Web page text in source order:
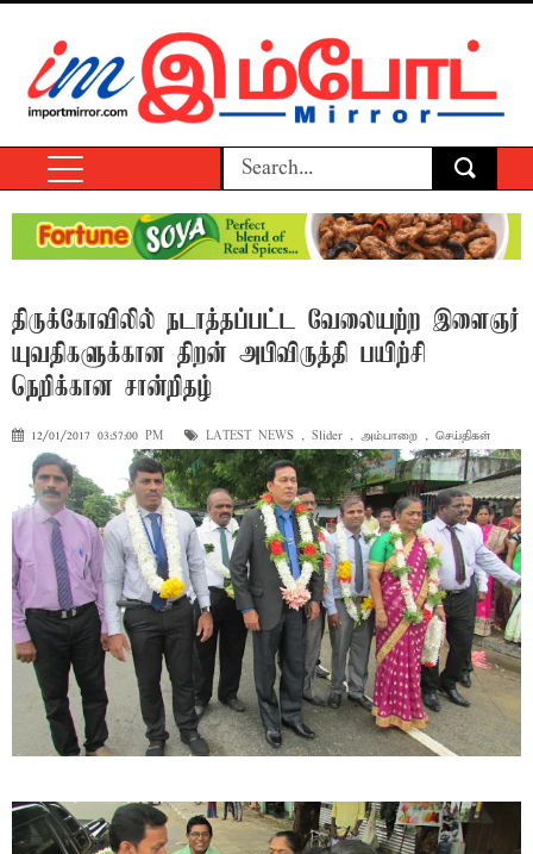
திருக்கோவிலில் நடாத்தப்பட்ட வேலையற்ற இளைஞர்
யுவதிகளுக்கான திறன் அபிவிருத்தி பயிற்சி
நெறிக்கான சான்றிதழ்
12/01/2017 03:57:00 PM LATEST NEWS , Slider , அம்பாறை , செய்திகள்